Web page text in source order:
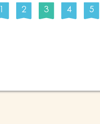
1 2 3 4 5